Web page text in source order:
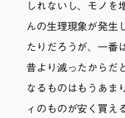
しれないし、モノを
んの生理現象が発生
たりだろうが、一番
昔より減ったからだ
なるものはもうあま
ィのものが安く買え